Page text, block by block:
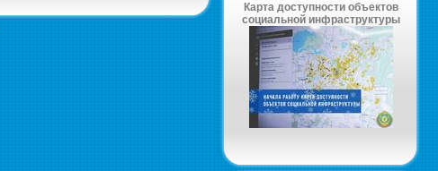
Карта доступности объектов
социальной инфраструктуры